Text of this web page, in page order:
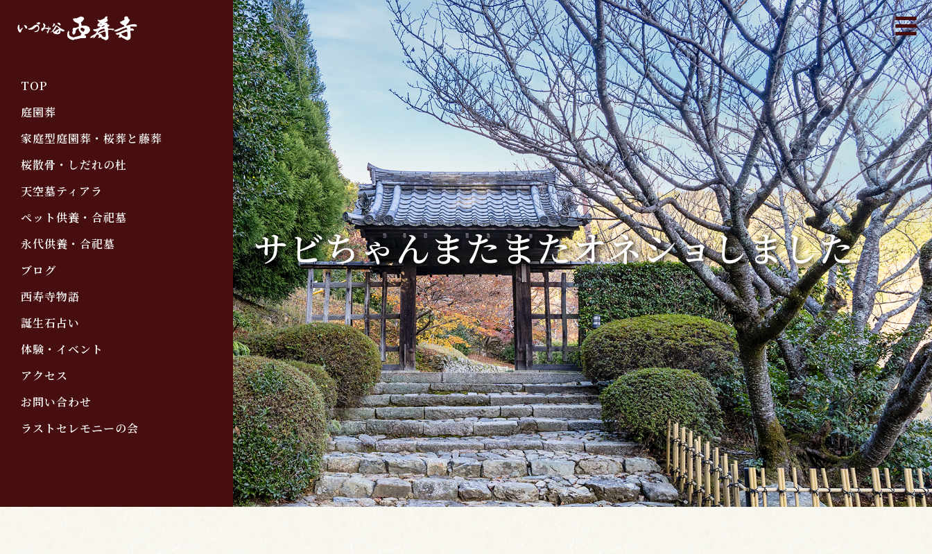
TOP
庭園葬
家庭型庭園葬・桜葬と藤葬
桜散骨・しだれの杜
天空墓ティアラ
ペット供養・合祀墓
永代供養・合祀墓
ブログ
西寿寺物語
誕生石占い
体験・イベント
アクセス
お問い合わせ
ラストセレモニーの会
サビちゃんまたまたオネショしました